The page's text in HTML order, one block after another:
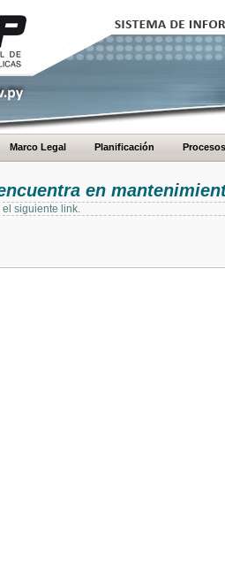
Marco Legal Planificación Procesos
en
el siguiente link.